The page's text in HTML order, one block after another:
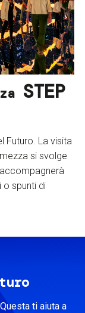
STEP
Futuro. La visita
si svolge
spunti di
ti aiuta a